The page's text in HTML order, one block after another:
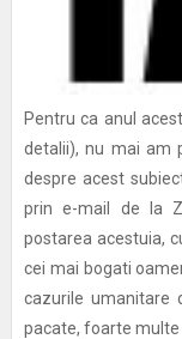
Pentru ca anul
detalii), nu mai am
despre acest
prin e-mail de la
postarea acestuia,
cei mai bogati
cazurile umanitare
pacate, foarte multe